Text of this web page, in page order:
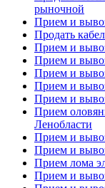
рыночной
Прием и
Продать
Прием и
Прием и
Прием и
Прием и
Прием и
Прием
Ленобласти
Прием и
Прием и
Прием лома
Прием и